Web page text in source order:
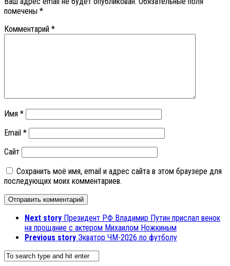
помечены *
Комментарий *
Имя *
Email *
Сайт
Сохранить моё имя, email и адрес сайта в этом браузере для
последующих моих комментариев.
Next story Президент РФ Владимир Путин прислал венок
на прощание с актером Михаилом Ножкиным
Previous story Экватор ЧМ-2026 по футболу